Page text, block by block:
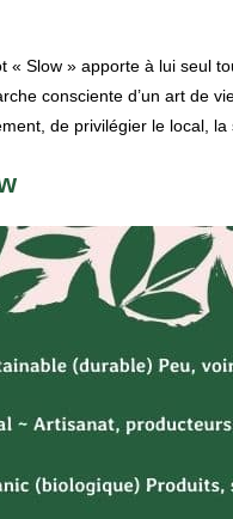
« Slow » apporte à lui seul
consciente d’un art de
de privilégier le local,